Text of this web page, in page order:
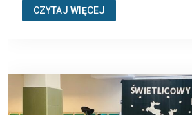
CZYTAJ WIĘCEJ